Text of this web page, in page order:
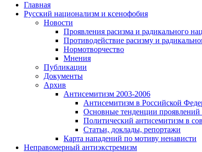
Главная
Русский национализм и ксенофобия
Новости
Проявления расизма и радикального
Противодействие расизму и
Нормотворчество
Мнения
Публикации
Документы
Архив
Антисемитизм 2003-2006
Антисемитизм в Российской
Основные тенденции проявлений
Политический антисемитизм в
Статьи, доклады, репортажи
Карта нападений по мотиву ненависти
Неправомерный антиэкстремизм